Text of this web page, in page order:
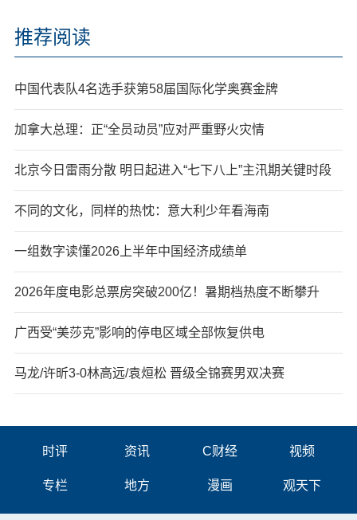
推荐阅读
中国代表队4名选手获第58届国际化学奥赛金牌
加拿大总理：正“全员动员”应对严重野火灾情
北京今日雷雨分散 明日起进入“七下八上”主汛期关键时段
不同的文化，同样的热忱：意大利少年看海南
一组数字读懂2026上半年中国经济成绩单
2026年度电影总票房突破200亿！暑期档热度不断攀升
广西受“美莎克”影响的停电区域全部恢复供电
马龙/许昕3-0林高远/袁烜松 晋级全锦赛男双决赛
时评 资讯 C财经 视频
专栏 地方 漫画 观天下